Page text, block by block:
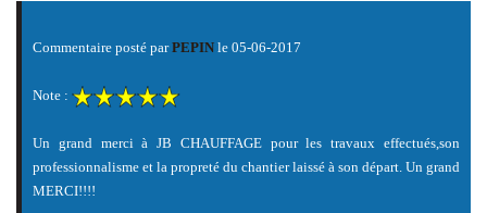
Commentaire posté parPEPIN le 05-06-2017
Note :
Un grand merci à JB CHAUFFAGE pour les travaux effectués,son
professionnalisme et la propreté du chantier laissé à son départ. Un grand
MERCI!!!!